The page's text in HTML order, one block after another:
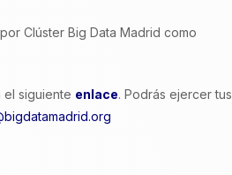
Clúster Big Data Madrid como
siguiente enlace. Podrás ejercer tus